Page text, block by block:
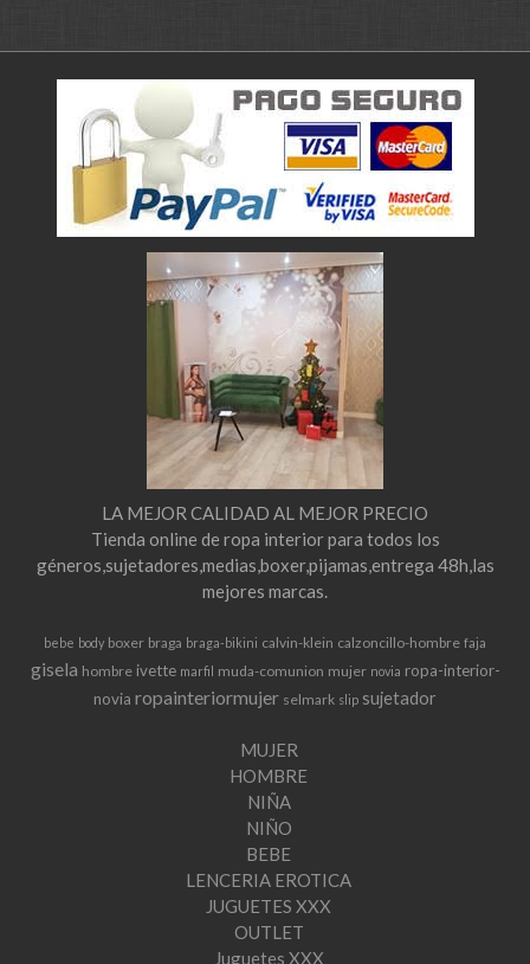
LA MEJOR CALIDAD AL MEJOR PRECIO
Tienda online de ropa interior para todos los
géneros,sujetadores,medias,boxer,pijamas,entrega 48h,las
mejores marcas.
bebe body boxer braga braga-bikini calvin-klein calzoncillo-hombre faja
gisela hombre ivette marfil muda-comunion mujer novia ropa-interior-
novia ropainteriormujer selmark slip sujetador
MUJER
HOMBRE
NIÑA
NIÑO
BEBE
LENCERIA EROTICA
JUGUETES XXX
OUTLET
Juguetes XXX